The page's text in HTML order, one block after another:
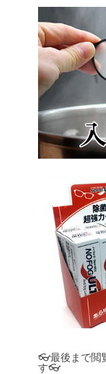
👓最後まで閲
す👓